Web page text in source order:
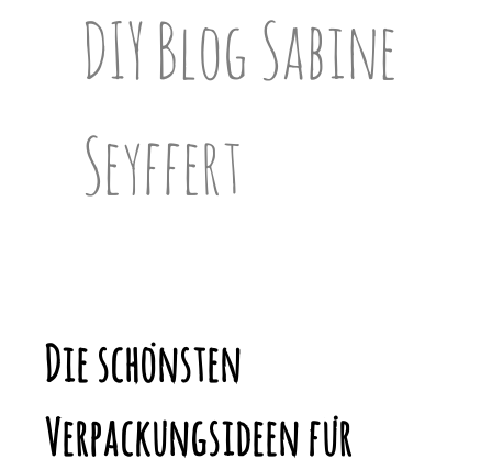
DIY Blog Sabine
Seyffert
Die schönsten
Verpackungsideen für